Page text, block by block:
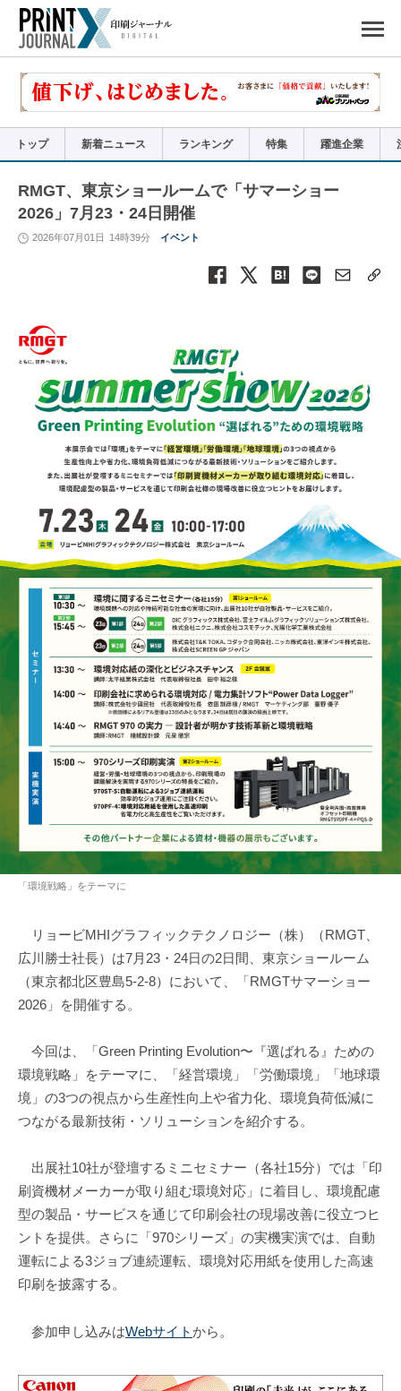
で
リ
トップ 新着ニュース ランキング 特集 躍進企業
RMGT、東京ショールームで「サマーショー
2026」7月23・24日開催
2026年07月01日 14時39分 イベント
「環境戦略」をテーマに
リョービMHIグラフィックテクノロジー（株）（RMGT、
広川勝士社長）は7月23・24日の2日間、東京ショールーム
（東京都北区豊島5-2-8）において、「RMGTサマーショー
2026」を開催する。
今回は、「Green Printing Evolution〜『選ばれる』ための
環境戦略」をテーマに、「経営環境」「労働環境」「地球環
境」の3つの視点から生産性向上や省力化、環境負荷低減に
つながる最新技術・ソリューションを紹介する。
出展社10社が登壇するミニセミナー（各社15分）では「印
刷資機材メーカーが取り組む環境対応」に着目し、環境配慮
型の製品・サービスを通じて印刷会社の現場改善に役立つヒ
ントを提供。さらに「970シリーズ」の実機実演では、自動
運転による3ジョブ連続運転、環境対応用紙を使用した高速
印刷を披露する。
参加申し込みはWebサイトから。